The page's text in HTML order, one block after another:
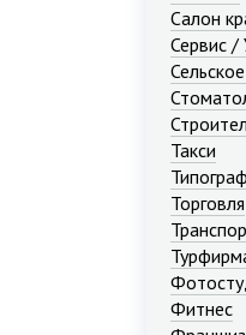
Салон
Сервис /
Такси
Торговля
Фитнес